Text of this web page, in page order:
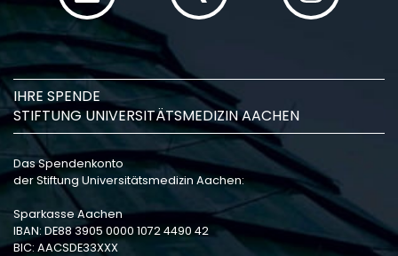
IHRE SPENDE
STIFTUNG UNIVERSITÄTSMEDIZIN AACHEN
Das Spendenkonto
der Stiftung Universitätsmedizin Aachen:
Sparkasse Aachen
IBAN: DE88 3905 0000 1072 4490 42
BIC: AACSDE33XXX